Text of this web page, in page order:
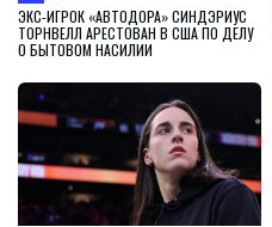
ЭКС-ИГРОК «АВТОДОРА» СИНДЭРИУС
ТОРНВЕЛЛ АРЕСТОВАН В США ПО ДЕЛУ
О БЫТОВОМ НАСИЛИИ